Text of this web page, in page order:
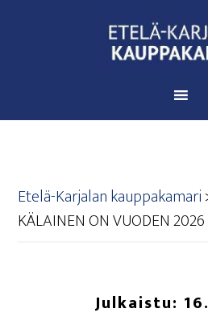
Etelä-Karjalan kauppakamari
KÄ­LAI­NEN ON VUO­DEN
Julkaistu: